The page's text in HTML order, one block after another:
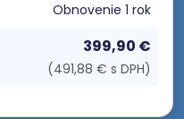
Obnovenie 1 rok
399,90 €
(491,88 € s DPH)